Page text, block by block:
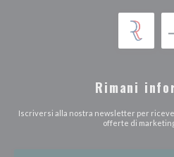
Rimani
Iscriversi alla nostra newsletter per
offerte di marketing